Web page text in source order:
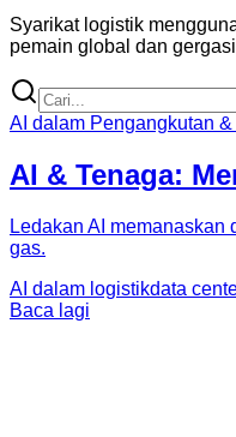
Syarikat logistik
pemain global dan
AI dalam Pengangkutan
AI & Tenaga:
Ledakan AI
gas.
AI dalam logistikdata
Baca lagi